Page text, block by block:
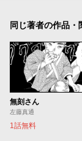
同じ著者の作品・
無刻さん
左藤真通
1話無料